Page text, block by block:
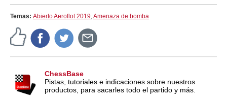
Temas: Abierto Aeroflot 2019,Amenaza de bomba
ChessBase
Pistas, tutoriales e indicaciones sobre nuestros
productos, para sacarles todo el partido y más.